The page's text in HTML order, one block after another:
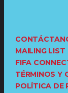
MAILING LIST
FIFA
TÉRMINOS Y
POLÍTICA DE